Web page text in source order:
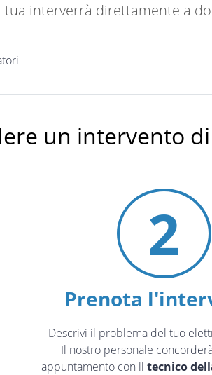
tua interverrà direttamente a
un intervento di
2
Prenota
Descrivi il problema del tuo
Il nostro personale
appuntamento con il tecnico